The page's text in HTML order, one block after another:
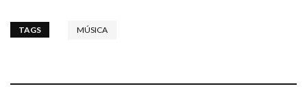
TAGS MÚSICA